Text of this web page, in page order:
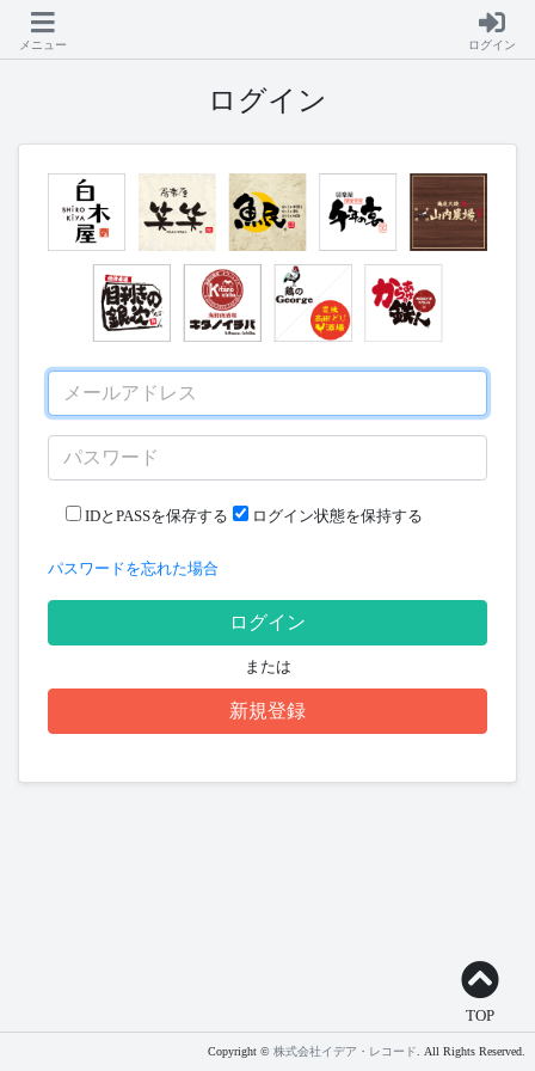
メニュー ログイン
ログイン
IDとPASSを保存する ログイン状態を保持する
パスワードを忘れた場合
ログイン
または
新規登録
Copyright © 株式会社イデア・レコード . All Rights Reserved.
TOP